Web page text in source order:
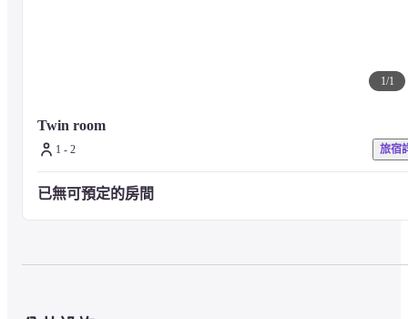
1/1
Twin room
1 - 2 旅宿
已無可預定的房間